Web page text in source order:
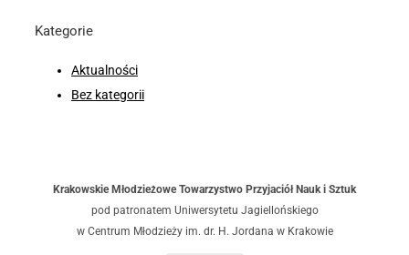
Kategorie
Aktualności
Bez kategorii
Krakowskie Młodzieżowe Towarzystwo Przyjaciół Nauk i Sztuk
pod patronatem Uniwersytetu Jagiellońskiego
w Centrum Młodzieży im. dr. H. Jordana w Krakowie